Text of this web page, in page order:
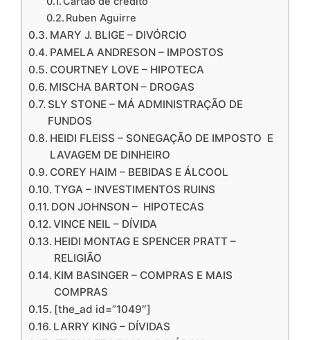
Ruben Aguirre
MARY J. BLIGE – DIVÓRCIO
PAMELA ANDRESON – IMPOSTOS
COURTNEY LOVE – HIPOTECA
MISCHA BARTON – DROGAS
SLY STONE – MÁ ADMINISTRAÇÃO DE
FUNDOS
HEIDI FLEISS – SONEGAÇÃO DE IMPOSTO E
LAVAGEM DE DINHEIRO
COREY HAIM – BEBIDAS E ÁLCOOL
TYGA – INVESTIMENTOS RUINS
DON JOHNSON – HIPOTECAS
VINCE NEIL – DÍVIDA
HEIDI MONTAG E SPENCER PRATT –
RELIGIÃO
KIM BASINGER – COMPRAS E MAIS
COMPRAS
[the_ad id=”1049″]
LARRY KING – DÍVIDAS